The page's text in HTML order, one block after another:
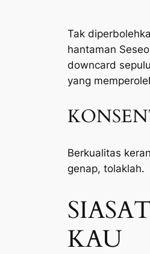
Tak
hantaman
downcard
yang
Berkualitas
genap, tolaklah.
KAU